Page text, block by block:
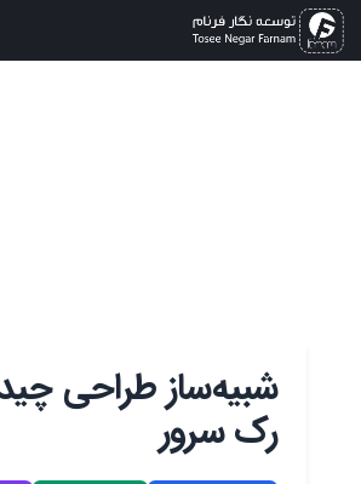
شبیه‌ساز طراحی
رک سرور